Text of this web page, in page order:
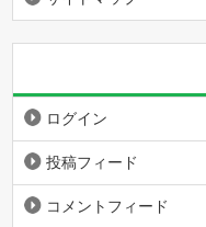
ログイン
投稿フィード
コメントフィード